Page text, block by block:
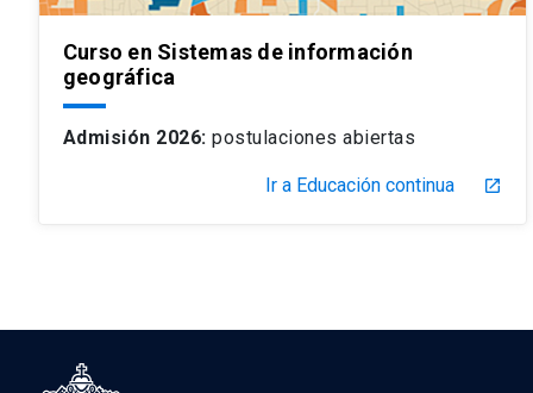
Curso en Sistemas de información
geográfica
Admisión 2026: postulaciones abiertas
Ir a Educación continua launch